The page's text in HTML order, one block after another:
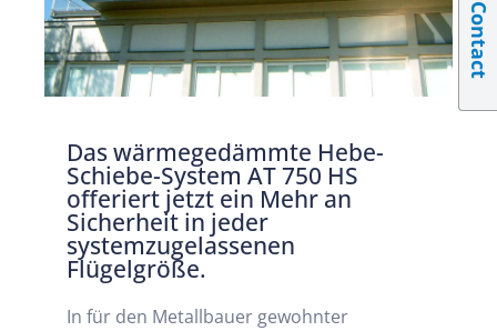
Das wärmegedämmte Hebe-
Schiebe-System AT 750 HS
offeriert jetzt ein Mehr an
Sicherheit in jeder
systemzugelassenen
Flügelgröße.
In für den Metallbauer gewohnter
Contact